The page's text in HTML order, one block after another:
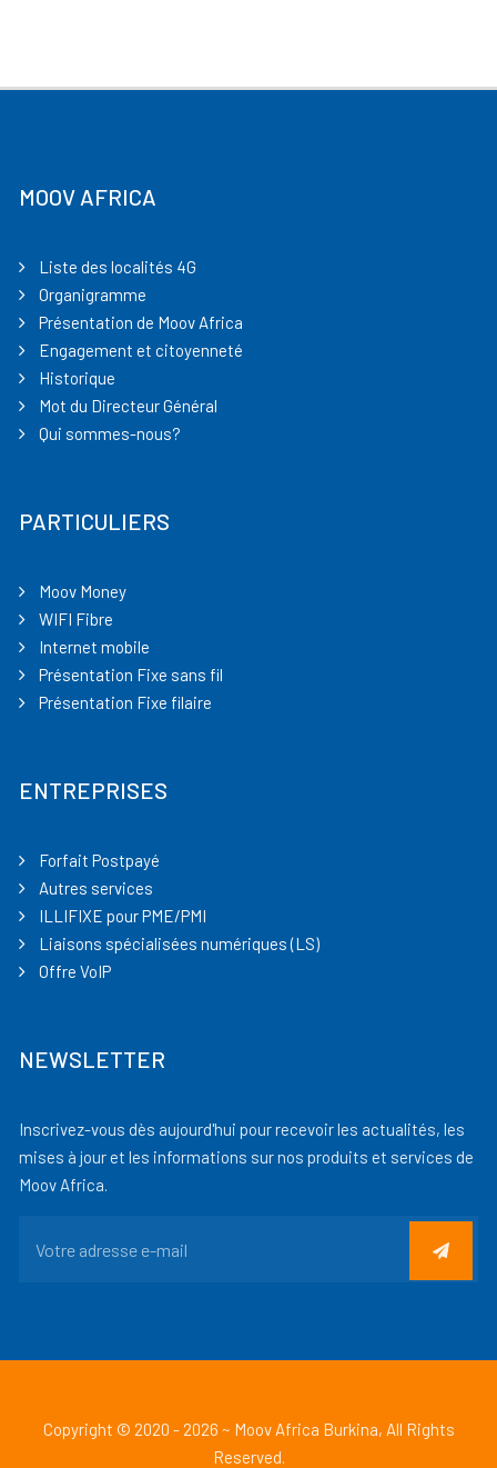
MOOV AFRICA
Liste des localités 4G
Organigramme
Présentation de Moov Africa
Engagement et citoyenneté
Historique
Mot du Directeur Général
Qui sommes-nous?
PARTICULIERS
Moov Money
WIFI Fibre
Internet mobile
Présentation Fixe sans fil
Présentation Fixe filaire
ENTREPRISES
Forfait Postpayé
Autres services
ILLIFIXE pour PME/PMI
Liaisons spécialisées numériques (LS)
Offre VoIP
NEWSLETTER
Inscrivez-vous dès aujourd'hui pour recevoir les actualités, les
mises à jour et les informations sur nos produits et services de
Moov Africa.
Copyright © 2020 - 2026 ~ Moov Africa Burkina, All Rights
Reserved.